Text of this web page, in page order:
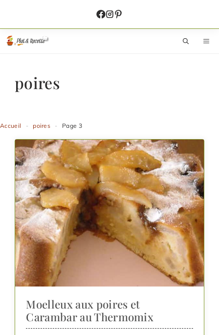
contenu
poires
Accueil - poires - Page 3
Moelleux aux poires et
Carambar au Thermomix